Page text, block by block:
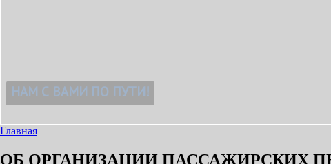
Главная
ОБ ОРГАНИЗАЦИИ ПАССАЖИРСКИХ